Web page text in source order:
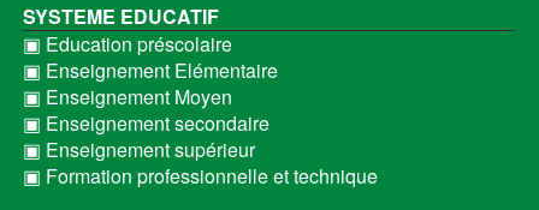
SYSTEME EDUCATIF
▣ Education préscolaire
▣ Enseignement Elémentaire
▣ Enseignement Moyen
▣ Enseignement secondaire
▣ Enseignement supérieur
▣ Formation professionnelle et technique